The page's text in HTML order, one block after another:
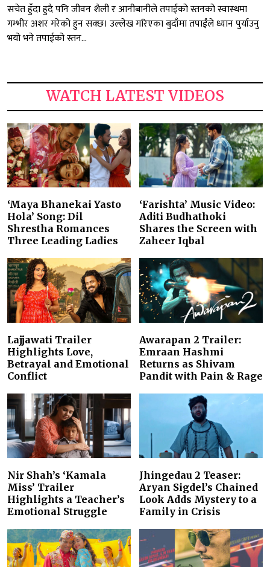
सचेत हुँदा हुदै पनि जीवन शैली र आनीबानीले तपाईको स्तनको स्वास्थमा
गम्भीर अशर गरेको हुन सक्छ। उल्लेख गरिएका बुदाँमा तपाईंले ध्यान पुर्याउनु
भयो भने तपाईको स्तन...
WATCH LATEST VIDEOS
‘Maya Bhanekai Yasto
Hola’ Song: Dil
Shrestha Romances
Three Leading Ladies
‘Farishta’ Music Video:
Aditi Budhathoki
Shares the Screen with
Zaheer Iqbal
Lajjawati Trailer
Highlights Love,
Betrayal and Emotional
Conflict
Awarapan 2 Trailer:
Emraan Hashmi
Returns as Shivam
Pandit with Pain & Rage
Nir Shah’s ‘Kamala
Miss’ Trailer
Highlights a Teacher’s
Emotional Struggle
Jhingedau 2 Teaser:
Aryan Sigdel’s Chained
Look Adds Mystery to a
Family in Crisis